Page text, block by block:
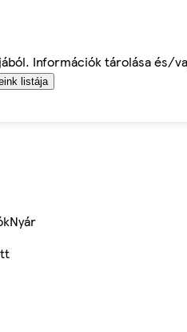
Információk tárolása
listája
Nyár